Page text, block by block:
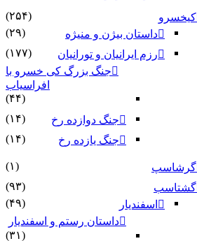
کیخسرو
(۲۵۴)
داستان بیژن و منیژه
(۲۹)
رزم ایرانیان و تورانیان
(۱۷۷)
جنگ بزرگ کی خسرو با
افراسیاب
(۴۴)
جنگ دوازده رخ
(۱۴)
جنگ یازده رخ
(۱۴)
گرشاسپ
(۱)
گشتاسب
(۹۳)
اسفندیار
(۴۹)
داستان رستم و اسفندیار
(۳۱)